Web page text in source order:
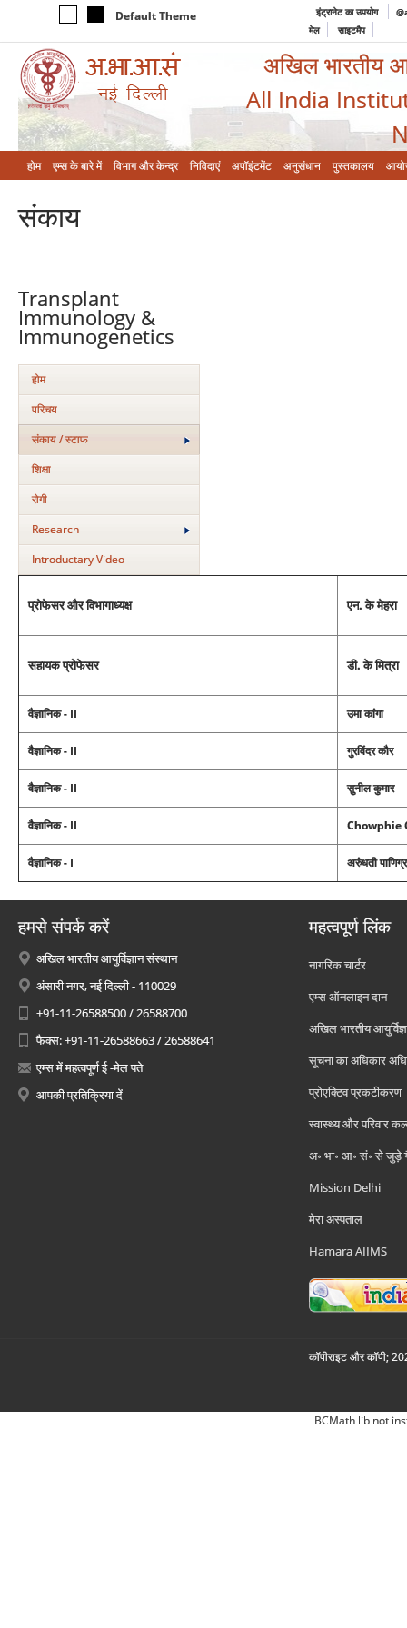
Default Theme इंट्रानेट का उपयोग
मेल
साइटमैप
अखिल भारतीय
All India
होम एम्‍स के बारे में विभाग और केन्‍द्र निविदाएं अपॉइंटमेंट अनुसंधान पुस्तकालय
संकाय
Transplant
Immunology &
Immunogenetics
होम
परिचय
संकाय / स्टाफ
शिक्षा
रोगी
Research
Introductary Video
प्रोफेसर और विभागाध्‍यक्ष एन. के मेहरा
सहायक प्रोफेसर डी. के मित्रा
वैज्ञानिक - II उमा कांगा
वैज्ञानिक - II गुरविंदर कौर
वैज्ञानिक - II सुनील कुमार
वैज्ञानिक - II Chowphie
वैज्ञानिक - I अरुंधती
हमसे संपर्क करें
अखिल भारतीय आयुर्विज्ञान संस्थान
अंसारी नगर, नई दिल्ली - 110029
+91-11-26588500 / 26588700
फैक्स: +91-11-26588663 / 26588641
एम्स में महत्वपूर्ण ई -मेल पते
आपकी प्रतिक्रिया दें
महत्वपूर्ण लिंक
नागरिक चार्टर
एम्स ऑनलाइन दान
अखिल भारतीय
सूचना का अधिकार
प्रोएक्टिव प्रकटीकरण
स्वास्थ्य और परिवार
अ॰ भा॰ आ॰ सं॰ से जुड़े
Mission Delhi
मेरा अस्पताल
Hamara AIIMS
कॉपीराइट और कॉपी;
BCMath lib not